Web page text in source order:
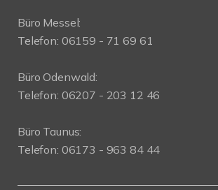
Büro Messel:
Telefon: 06159 - 71 69 61
Büro Odenwald:
Telefon: 06207 - 203 12 46
Büro Taunus:
Telefon: 06173 - 963 84 44